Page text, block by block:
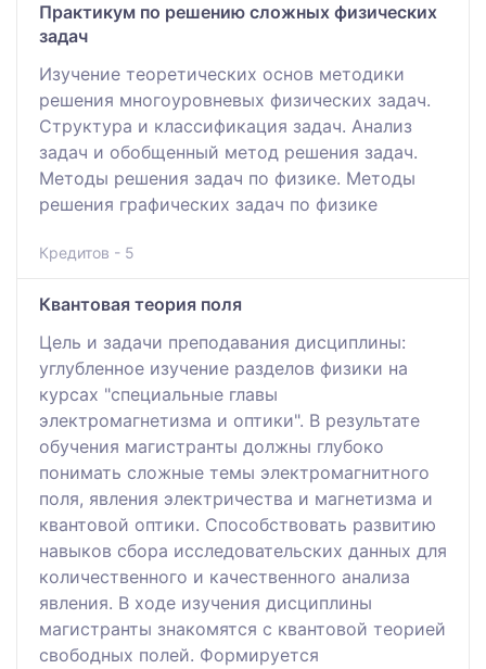
Практикум по решению сложных физических
задач
Изучение теоретических основ методики
решения многоуровневых физических задач.
Структура и классификация задач. Анализ
задач и обобщенный метод решения задач.
Методы решения задач по физике. Методы
решения графических задач по физике
Кредитов - 5
Квантовая теория поля
Цель и задачи преподавания дисциплины:
углубленное изучение разделов физики на
курсах "специальные главы
электромагнетизма и оптики". В результате
обучения магистранты должны глубоко
понимать сложные темы электромагнитного
поля, явления электричества и магнетизма и
квантовой оптики. Способствовать развитию
навыков сбора исследовательских данных для
количественного и качественного анализа
явления. В ходе изучения дисциплины
магистранты знакомятся с квантовой теорией
свободных полей. Формируется